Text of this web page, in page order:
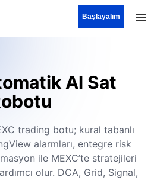
Başlayalım
Al Sat
trading botu; kural tabanlı
alarmları, entegre risk
ile MEXC’te stratejileri
olur. DCA, Grid, Signal,